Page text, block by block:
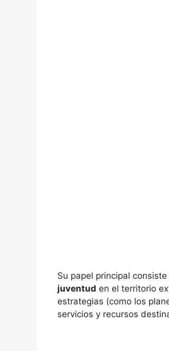
Su papel principal
juventud en el territorio
estrategias (como los
servicios y recursos